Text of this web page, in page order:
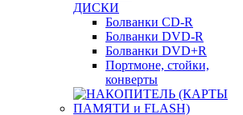
ДИСКИ
Болванки CD-R
Болванки DVD-R
Болванки DVD+R
Портмоне, стойки,
конверты